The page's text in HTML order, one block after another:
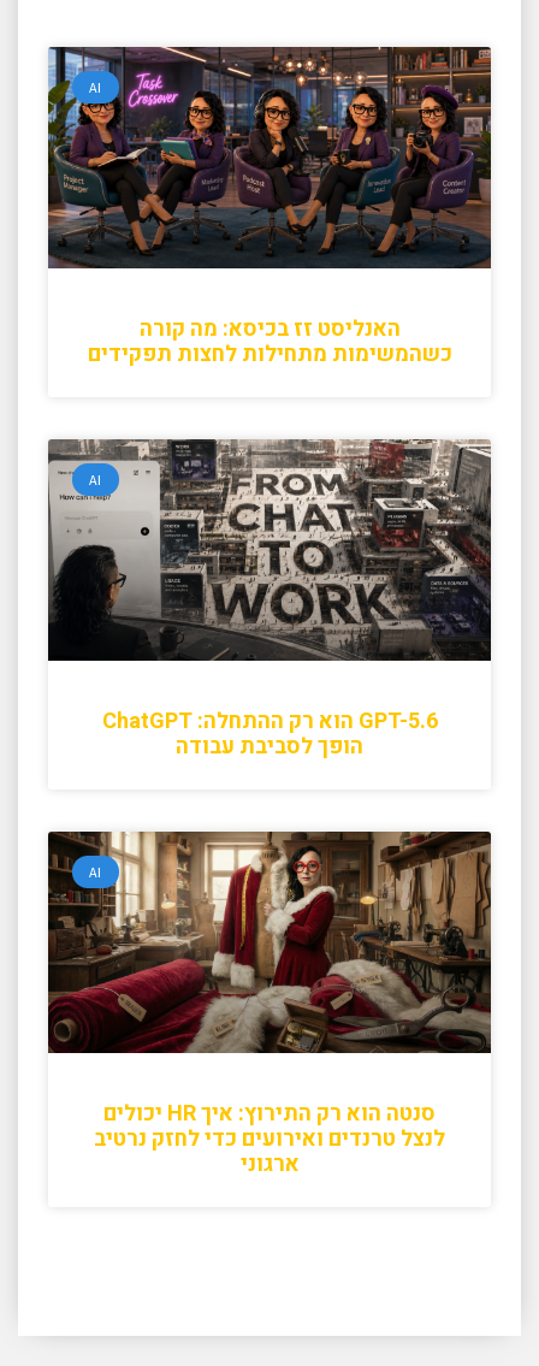
AI
האנליסט זז בכיסא: מה קורה
כשהמשימות מתחילות לחצות תפקידים
AI
GPT-5.6 הוא רק ההתחלה: ChatGPT
הופך לסביבת עבודה
AI
סנטה הוא רק התירוץ: איך HR יכולים
לנצל טרנדים ואירועים כדי לחזק נרטיב
ארגוני